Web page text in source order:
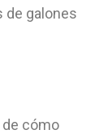
de galones
de cómo